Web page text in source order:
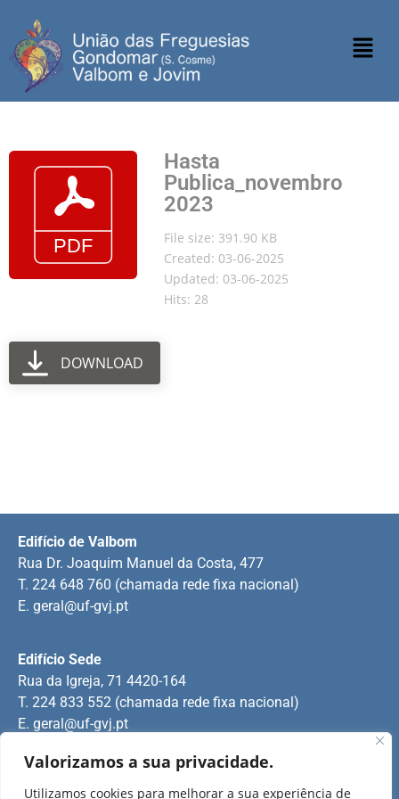
Valorizamos a sua privacidade.
Utilizamos cookies para melhorar a sua experiência de
Hasta
Publica_novembro
2023
File size: 391.90 KB
Created: 03-06-2025
Updated: 03-06-2025
Hits: 28
DOWNLOAD
Edifício Sede
Rua da Igreja, 71 4420-164
T. 224 833 552 (chamada rede fixa nacional)
E. geral@uf-gvj.pt
Edifício de Valbom
Rua Dr. Joaquim Manuel da Costa, 477
T. 224 648 760 (chamada rede fixa nacional)
E. geral@uf-gvj.pt